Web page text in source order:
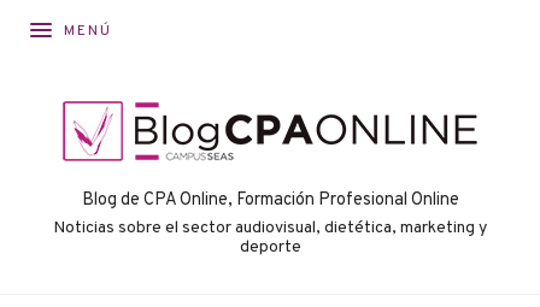
MENÚ
Blog de CPA Online, Formación Profesional Online
Noticias sobre el sector audiovisual, dietética, marketing y
deporte